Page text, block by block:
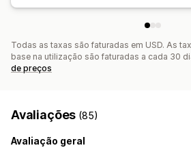
Todas as taxas são faturadas em USD. As
base na utilização são faturadas a cada 30
de preços
Avaliações (85)
Avaliação geral